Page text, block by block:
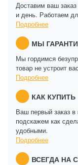
Доставим ваш
и день. Работаем
Подробнее
МЫ
Мы гордимся
товар не устроит
Подробнее
КАК КУПИТЬ
Ваш первый заказ
подскажем как
удобными.
Подробнее
ВСЕГДА НА